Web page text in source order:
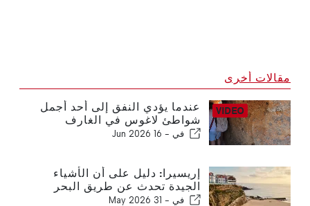
مقالات أخرى
عندما يؤدي النفق إلى أحد أجمل
شواطئ لاغوس في الغارف
في - 16 Jun 2026
إريسيرا: دليل على أن الأشياء
الجيدة تحدث عن طريق البحر
في - 31 May 2026